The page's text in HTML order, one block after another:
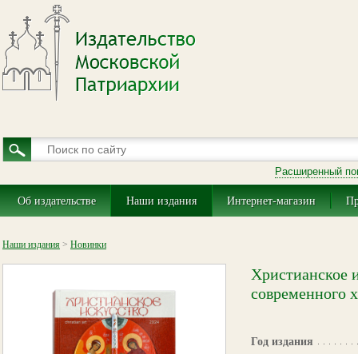
Расширенный
Об издательстве Наши издания Интернет-магазин
Наши издания > Новинки
Христианское
современного
Год издания